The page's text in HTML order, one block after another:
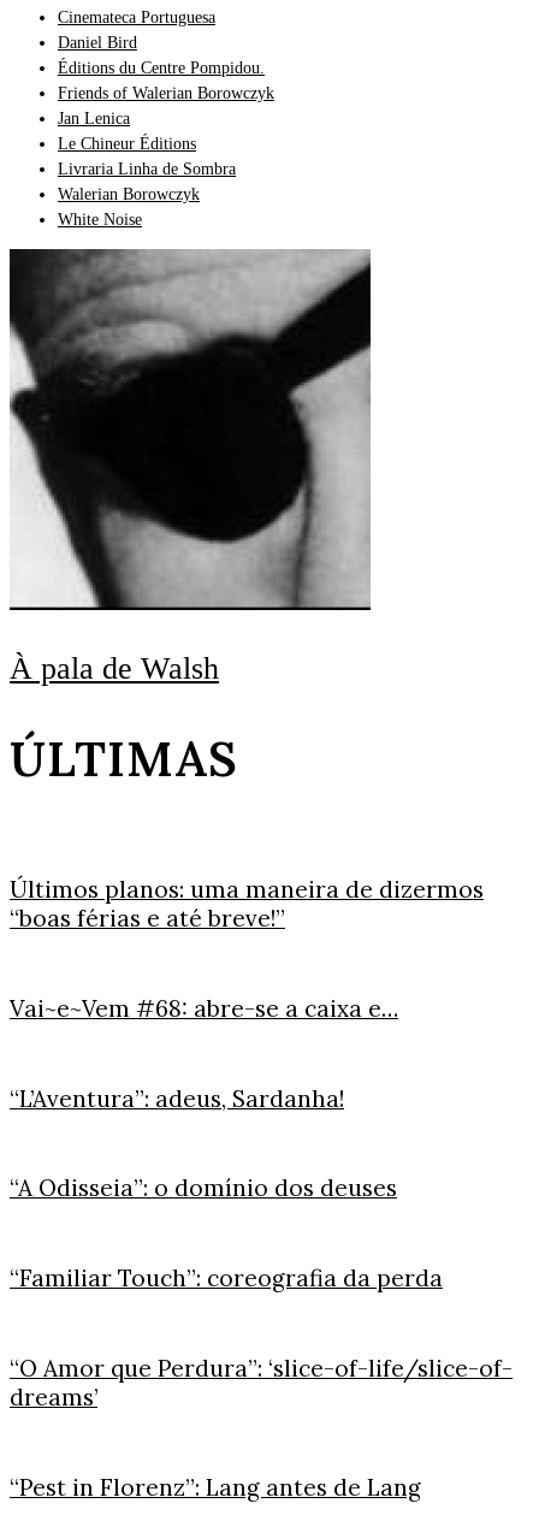
Cinemateca Portuguesa
Daniel Bird
Éditions du Centre Pompidou.
Friends of Walerian Borowczyk
Jan Lenica
Le Chineur Éditions
Livraria Linha de Sombra
Walerian Borowczyk
White Noise
À pala de Walsh
ÚLTIMAS
Últimos planos: uma maneira de dizermos
“boas férias e até breve!”
Vai~e~Vem #68: abre-se a caixa e…
“L’Aventura”: adeus, Sardanha!
“A Odisseia”: o domínio dos deuses
“Familiar Touch”: coreografia da perda
“O Amor que Perdura”: ‘slice-of-life/slice-of-
dreams’
“Pest in Florenz”: Lang antes de Lang